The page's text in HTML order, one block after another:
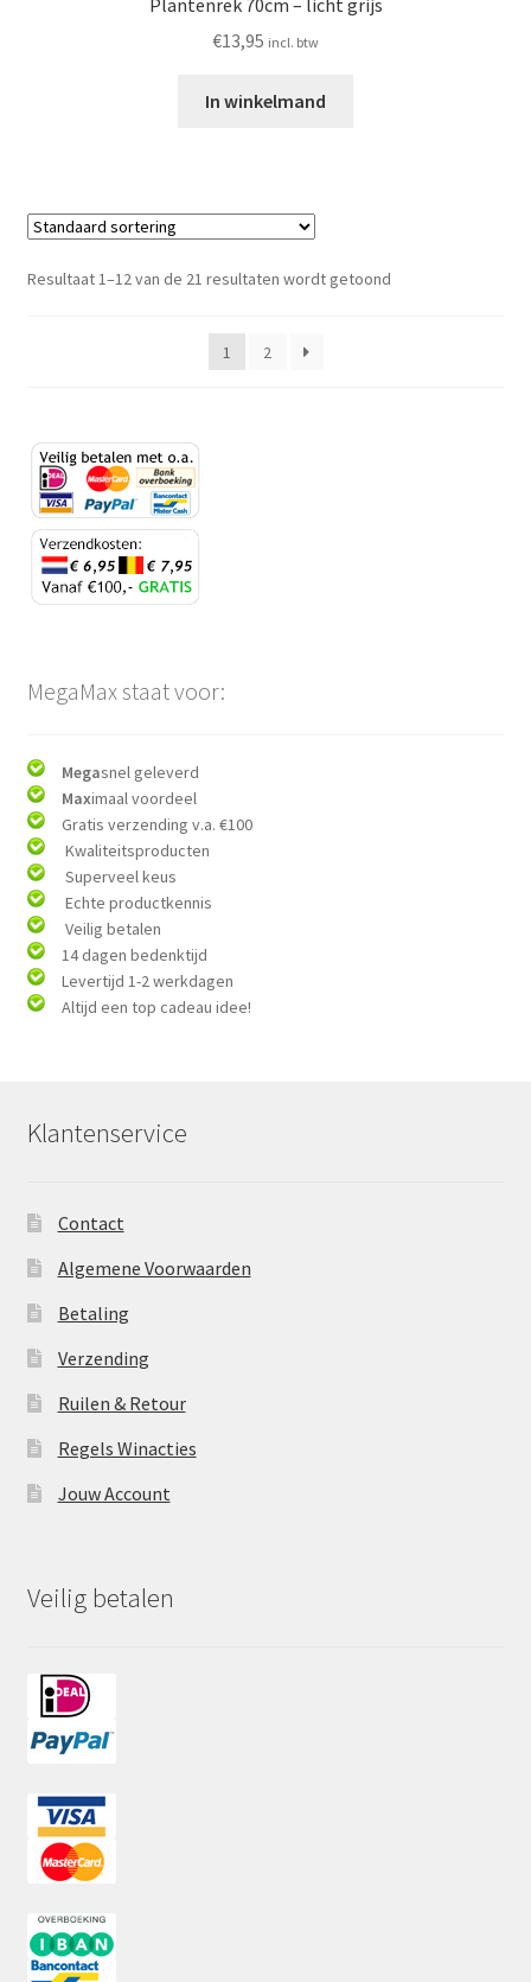
€13,95 incl. btw
In winkelmand
Resultaat 1–12 van de 21 resultaten wordt getoond
1 2
MegaMax staat voor:
Megasnel geleverd
Maximaal voordeel
Gratis verzending v.a. €100
Kwaliteitsproducten
Superveel keus
Echte productkennis
Veilig betalen
14 dagen bedenktijd
Levertijd 1-2 werkdagen
Altijd een top cadeau idee!
Klantenservice
Contact
Algemene Voorwaarden
Betaling
Verzending
Ruilen & Retour
Regels Winacties
Jouw Account
Veilig betalen